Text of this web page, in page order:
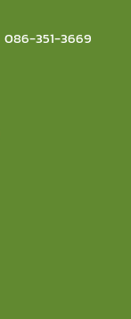
086-351-3669